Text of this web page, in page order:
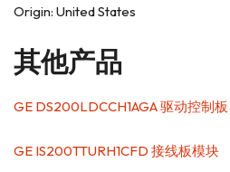
Origin: United States
其他产品
GE DS200LDCCH1AGA 驱动控制板
GE IS200TTURH1CFD 接线板模块